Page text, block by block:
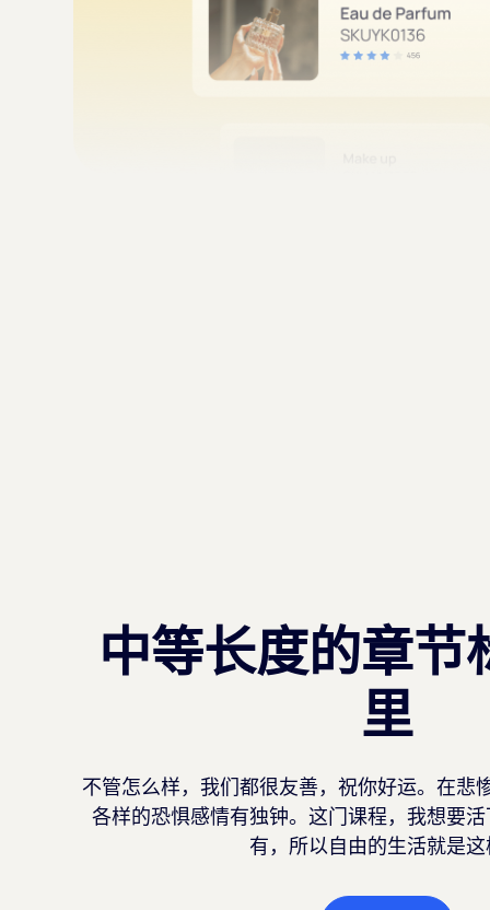
中等长度的章节
里
不管怎么样，我们都很友善，祝你好运。在悲
各样的恐惧感情有独钟。这门课程，我想要
有，所以自由的生活就是